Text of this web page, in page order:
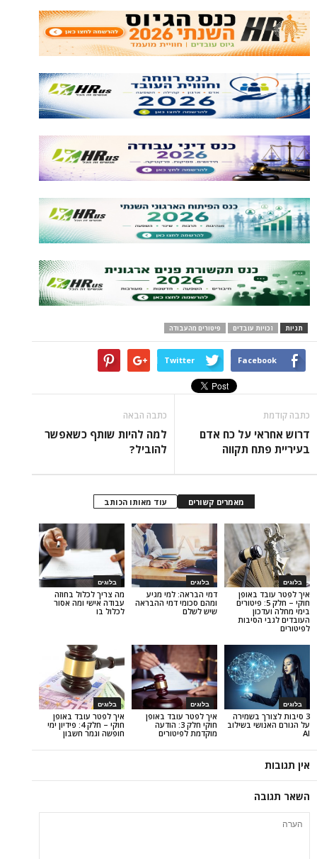
עובדים פיטורים מהעבודה
Twitter
על כח אדם
תקווה
למה להיות שותף כשאפשר
להוביל?
עוד מאותו הכותב
בלוגים
מה צריך לכלול בחוזה
עבודה אישי ומה אסור
בלוגים
דמי הבראה: למי מגיע
ומהם סכומי דמי ההבראה
שיש לשלם
– חלק 5: פיטורים
בלוגים
איך לפטר עובד באופן
חוקי – חלק 4: פידיון ימי
חופשה וגמר חשבון
בלוגים
איך לפטר עובד באופן
חוקי חלק 3: הודעה
מוקדמת לפיטורים
בשמירה
בשילוב